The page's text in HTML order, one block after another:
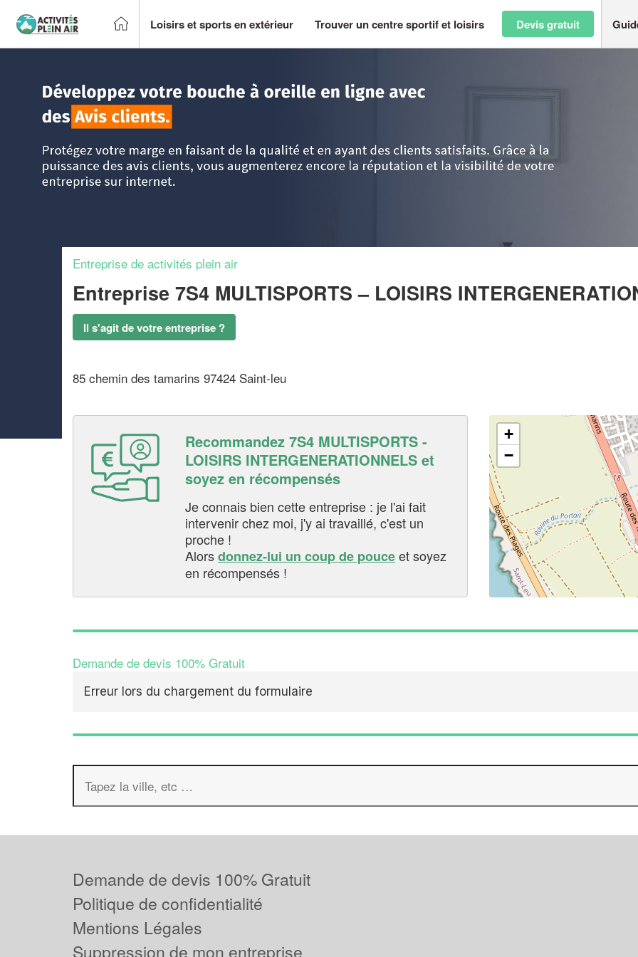
Loisirs et sports en extérieur Trouver un centre sportif et loisirs Devis gratuit
Entreprise de activités plein air
Entreprise 7S4 MULTISPORTS – LOISIRS
Il s'agit de votre entreprise ?
85 chemin des tamarins 97424 Saint-leu
Recommandez 7S4 MULTISPORTS -
LOISIRS INTERGENERATIONNELS et
soyez en récompensés
Je connais bien cette entreprise : je l'ai fait
intervenir chez moi, j'y ai travaillé, c'est un
proche !
Alorsdonnez-lui un coup de pouceet soyez
en récompensés !
+
−
Demande de devis 100% Gratuit
Erreur lors du chargement du formulaire
Demande de devis 100% Gratuit
Politique de confidentialité
Mentions Légales
Suppression de mon entreprise